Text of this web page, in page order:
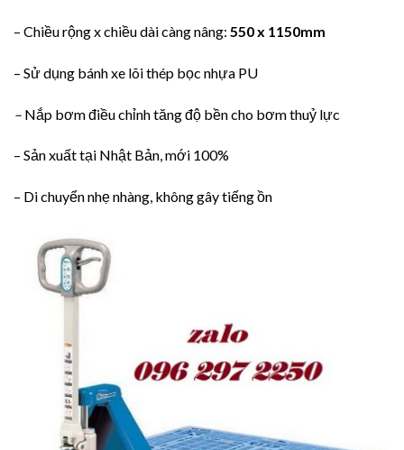
– Chiều rộng x chiều dài càng nâng: 550 x 1150mm
– Sử dụng bánh xe lõi thép bọc nhựa PU
– Nắp bơm điều chỉnh tăng độ bền cho bơm thuỷ lực
– Sản xuất tại Nhật Bản, mới 100%
– Di chuyển nhẹ nhàng, không gây tiếng ồn